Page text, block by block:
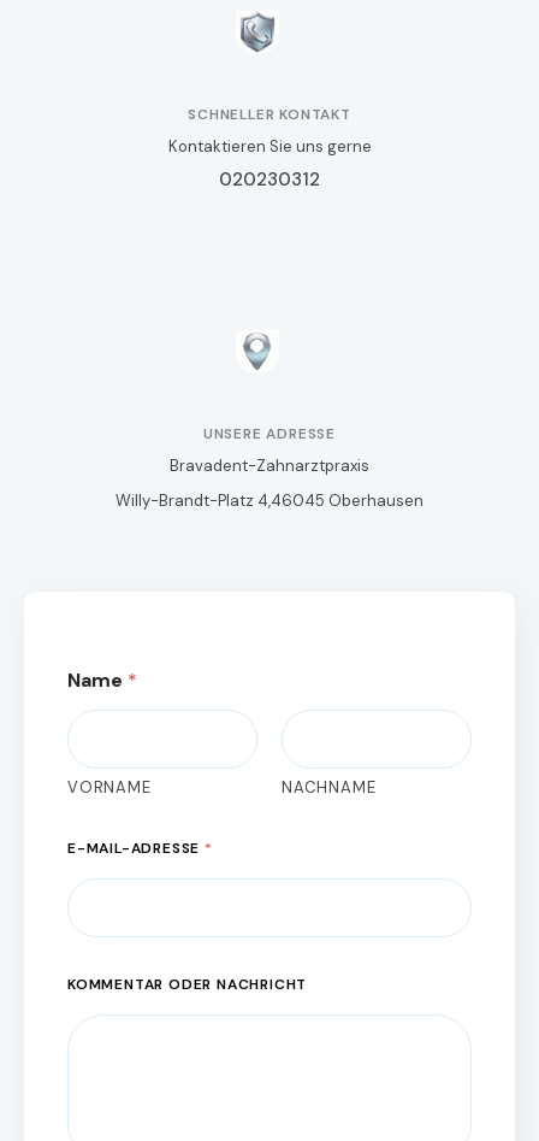
E
M
A
I
L
A
R
E
E
O
Name *
VORNAME NACHNAME
E-MAIL-ADRESSE *
KOMMENTAR ODER NACHRICHT
SCHNELLER KONTAKT
Kontaktieren Sie uns gerne
020230312
UNSERE ADRESSE
Bravadent-Zahnarztpraxis
Willy-Brandt-Platz 4,46045 Oberhausen